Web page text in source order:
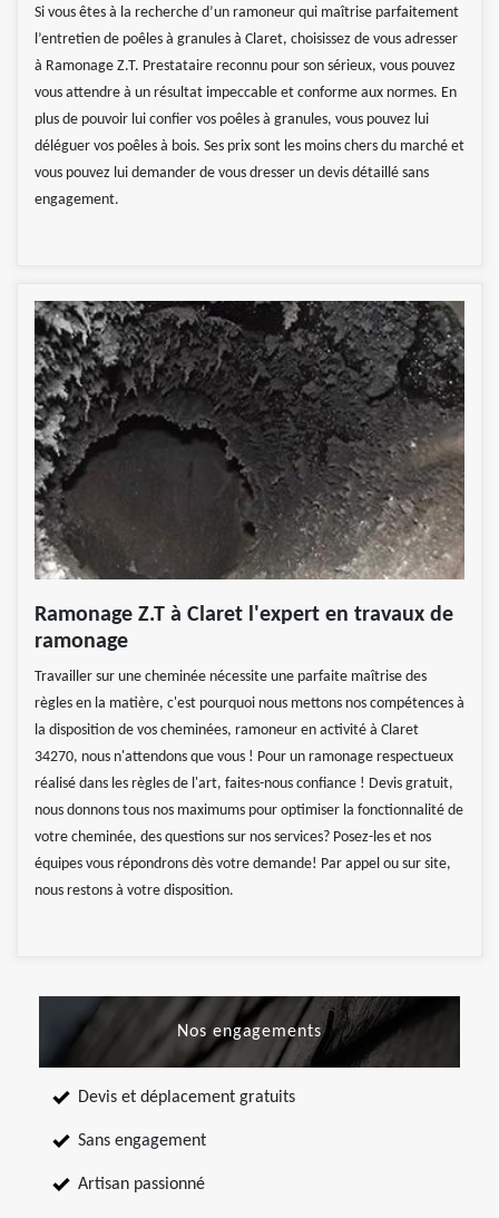
Si vous êtes à la recherche d’un ramoneur qui maîtrise parfaitement
l’entretien de poêles à granules à Claret, choisissez de vous adresser
à Ramonage Z.T. Prestataire reconnu pour son sérieux, vous pouvez
vous attendre à un résultat impeccable et conforme aux normes. En
plus de pouvoir lui confier vos poêles à granules, vous pouvez lui
déléguer vos poêles à bois. Ses prix sont les moins chers du marché et
vous pouvez lui demander de vous dresser un devis détaillé sans
engagement.
Ramonage Z.T à Claret l'expert en travaux de
ramonage
Travailler sur une cheminée nécessite une parfaite maîtrise des
règles en la matière, c'est pourquoi nous mettons nos compétences à
la disposition de vos cheminées, ramoneur en activité à Claret
34270, nous n'attendons que vous ! Pour un ramonage respectueux
réalisé dans les règles de l'art, faites-nous confiance ! Devis gratuit,
nous donnons tous nos maximums pour optimiser la fonctionnalité de
votre cheminée, des questions sur nos services? Posez-les et nos
équipes vous répondrons dès votre demande! Par appel ou sur site,
nous restons à votre disposition.
Nos engagements
Devis et déplacement gratuits
Sans engagement
Artisan passionné